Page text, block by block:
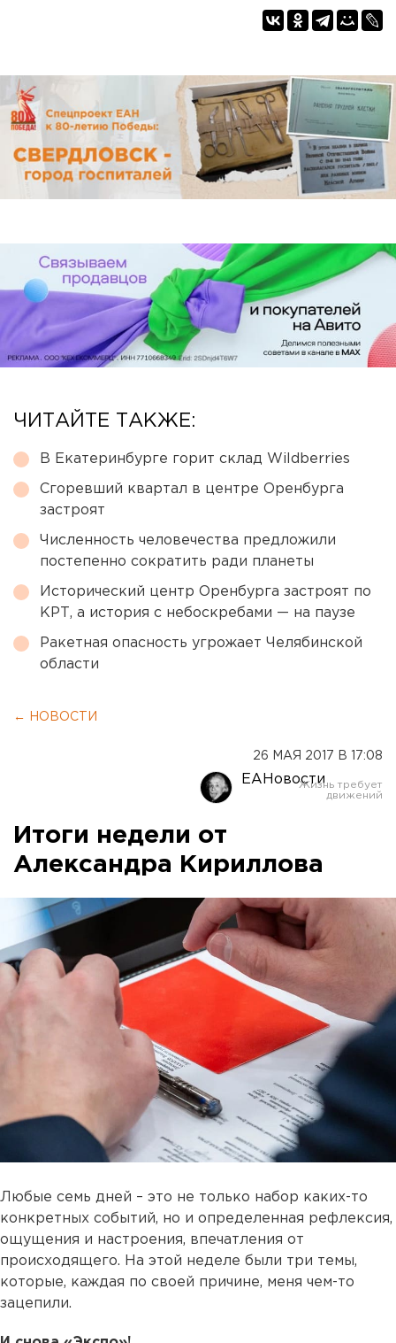
ЧИТАЙТЕ ТАКЖЕ:
В Екатеринбурге горит склад Wildberries
Сгоревший квартал в центре Оренбурга
застроят
Численность человечества предложили
постепенно сократить ради планеты
Исторический центр Оренбурга застроят по
КРТ, а история с небоскребами — на паузе
Ракетная опасность угрожает Челябинской
области
← НОВОСТИ
26 МАЯ 2017 В 17:08
ЕАНовости
Итоги недели от
Александра Кириллова
Любые семь дней – это не только набор каких-то
конкретных событий, но и определенная рефлексия,
ощущения и настроения, впечатления от
происходящего. На этой неделе были три темы,
которые, каждая по своей причине, меня чем-то
зацепили.